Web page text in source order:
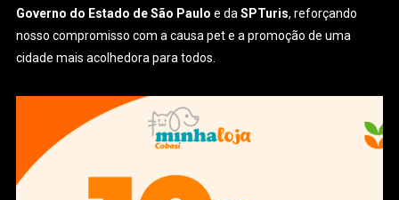
Governo do Estado de São Paulo e daSPTuris, reforçando
nosso compromisso com a causa pet e a promoção de uma
cidade mais acolhedora para todos.